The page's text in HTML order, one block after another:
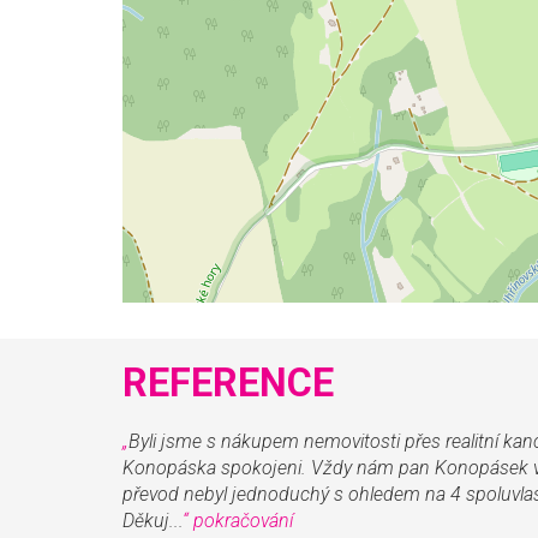
REFERENCE
„Byli jsme s nákupem nemovitosti přes realitní
Konopáska spokojeni. Vždy nám pan Konopásek
převod nebyl jednoduchý s ohledem na 4
Děkuj...“ pokračování